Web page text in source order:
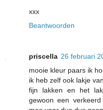
xxx
Beantwoorden
priscella 26 februari
mooie kleur paars ik
ik heb zelf ook lakje
fijn lakken en het
gewoon een